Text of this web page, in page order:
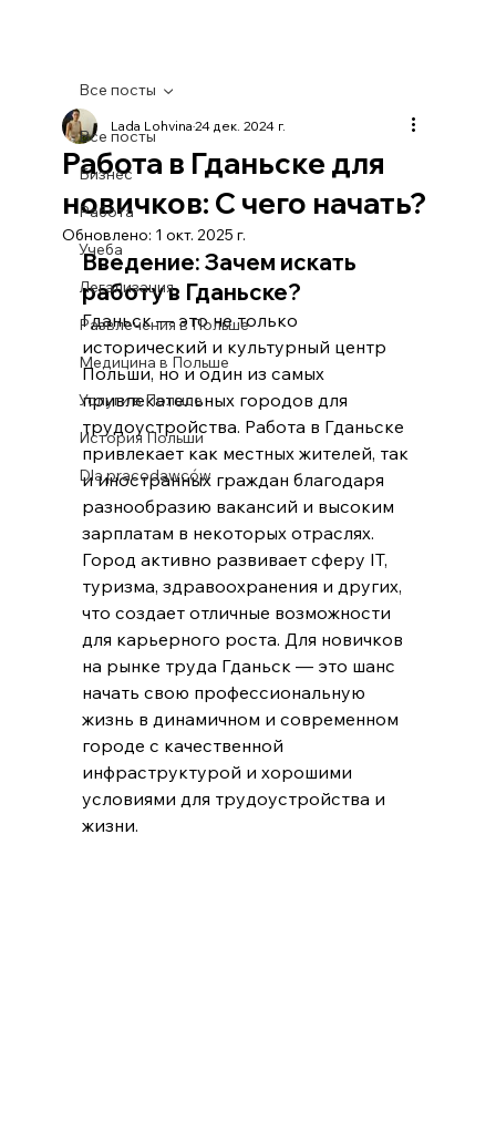
Все посты
Бизнес
Работа
Учеба
Легализация
Развлечения в Польше
Медицина в Польше
Услуги в Польше
История Польши
Dla pracodawców
Все посты
Работа в Гданьске для
новичков: С чего начать?
Lada Lohvina24 дек. 2024 г.
Обновлено: 1 окт. 2025 г.
Введение: Зачем искать
работу в Гданьске?
Гданьск — это не только
исторический и культурный центр
Польши, но и один из самых
привлекательных городов для
трудоустройства. Работа в Гданьске
привлекает как местных жителей, так
и иностранных граждан благодаря
разнообразию вакансий и высоким
зарплатам в некоторых отраслях.
Город активно развивает сферу IT,
туризма, здравоохранения и других,
что создает отличные возможности
для карьерного роста. Для новичков
на рынке труда Гданьск — это шанс
начать свою профессиональную
жизнь в динамичном и современном
городе с качественной
инфраструктурой и хорошими
условиями для трудоустройства и
жизни.